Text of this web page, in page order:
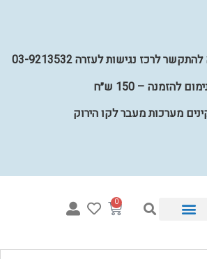
לרכז נגישות לעזרה 03-9213532
להזמנה – 150 ש״ח
מערכות מעבר לקו הירוק
0